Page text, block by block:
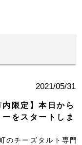
2021/05/31
内限定】本日から
をスタートしま
のチーズタルト専門